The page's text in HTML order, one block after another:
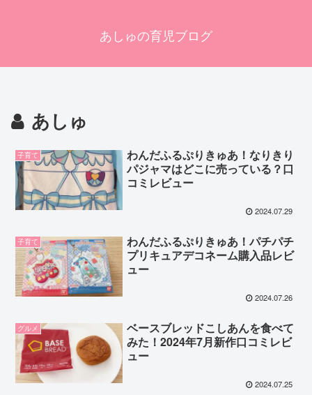
あしゅの育児ブログ
あしゅ
子育て
わんだふるぷりきゅあ！なりきり
パジャマはどこに売っている？口
コミレビュー
2024.07.29
子育て
わんだふるぷりきゅあ！パチパチ
プリキュアデコネーム購入品レビ
ュー
2024.07.26
グルメ
ベースブレッドこしあんを食べて
みた！2024年7月新作口コミレビ
ュー
2024.07.25